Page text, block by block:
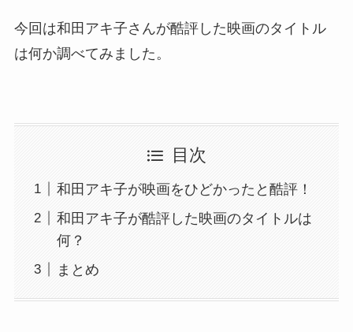
今回は和田アキ子さんが酷評した映画のタイトル
は何か調べてみました。
目次
和田アキ子が映画をひどかったと酷評！
和田アキ子が酷評した映画のタイトルは
何？
まとめ